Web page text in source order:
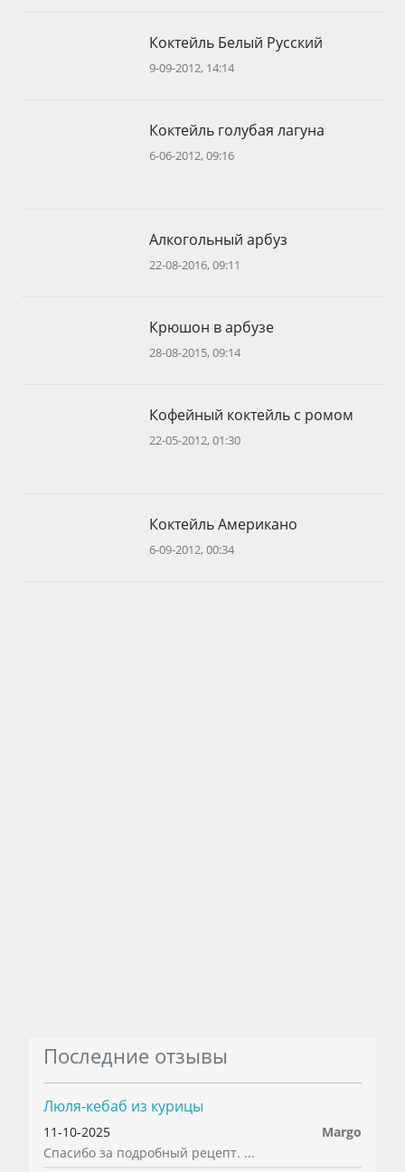
Коктейль Белый Русский
9-09-2012, 14:14
Коктейль голубая лагуна
6-06-2012, 09:16
Алкогольный арбуз
22-08-2016, 09:11
Крюшон в арбузе
28-08-2015, 09:14
Кофейный коктейль с ромом
22-05-2012, 01:30
Коктейль Американо
6-09-2012, 00:34
Последние отзывы
Люля-кебаб из курицы
11-10-2025
Margo
Спасибо за подробный рецепт. ...